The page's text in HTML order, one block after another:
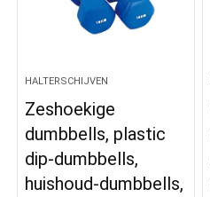
HALTERSCHIJVEN
Zeshoekige
dumbbells, plastic
dip-dumbbells,
huishoud-dumbbells,